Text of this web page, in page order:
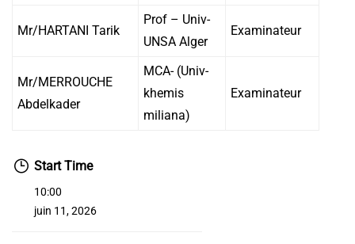
Mr/HARTANI Tarik
Prof – Univ-
UNSA Alger
Examinateur
Mr/MERROUCHE
Abdelkader
MCA- (Univ-
khemis
miliana)
Examinateur
Start Time
10:00
juin 11, 2026